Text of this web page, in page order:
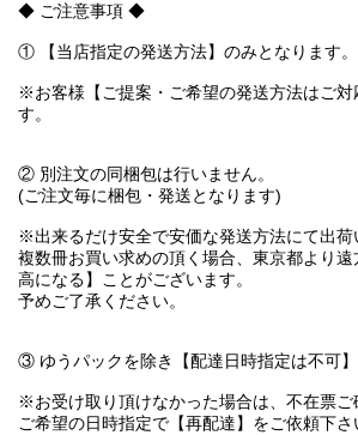
◆ ご注意事項 ◆
① 【当店指定の発送方法】のみとなります。
※お客様【ご提案・ご希望の発送方法はご対
す。
② 別注文の同梱包は行いません。
(ご注文毎に梱包・発送となります)
※出来るだけ安全で安価な発送方法にて出荷
複数冊お買い求めの頂く場合、東京都より遠
高になる】ことがございます。
予めご了承ください。
③ ゆうパックを除き【配達日時指定は不可】
※お受け取り頂けなかった場合は、不在票ご
ご希望の日時指定で【再配達】をご依頼下さ